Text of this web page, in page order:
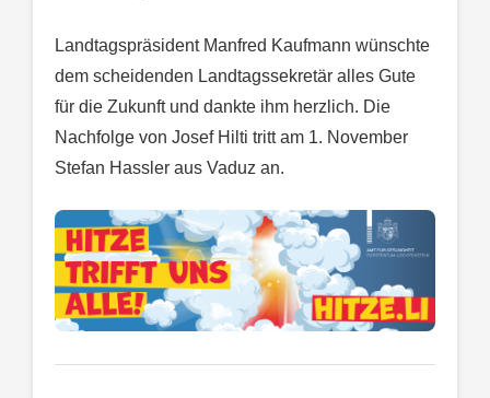
Landtagspräsident Manfred Kaufmann wünschte
dem scheidenden Landtagssekretär alles Gute
für die Zukunft und dankte ihm herzlich. Die
Nachfolge von Josef Hilti tritt am 1. November
Stefan Hassler aus Vaduz an.